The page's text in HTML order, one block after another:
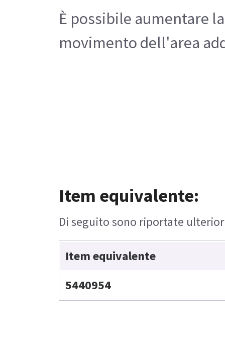
È possibile aumentare
movimento dell'area
Item equivalente:
Di seguito sono riportate
Item equivalente
5440954